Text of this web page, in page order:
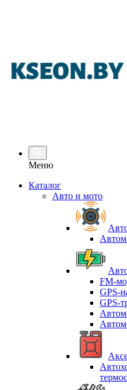
Меню
Каталог
Авто и мото
FM-
GPS-
GPS-